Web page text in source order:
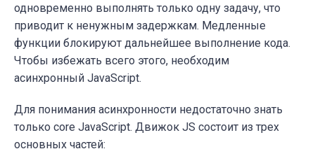
одновременно выполнять только одну задачу, что
приводит к ненужным задержкам. Медленные
функции блокируют дальнейшее выполнение кода.
Чтобы избежать всего этого, необходим
асинхронный JavaScript.
Для понимания асинхронности недостаточно знать
только core JavaScript. Движок JS состоит из трех
основных частей: